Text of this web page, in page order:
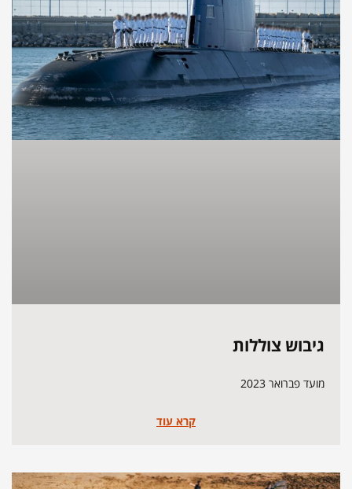
גיבוש צוללות
מועד פברואר 2023
קרא עוד